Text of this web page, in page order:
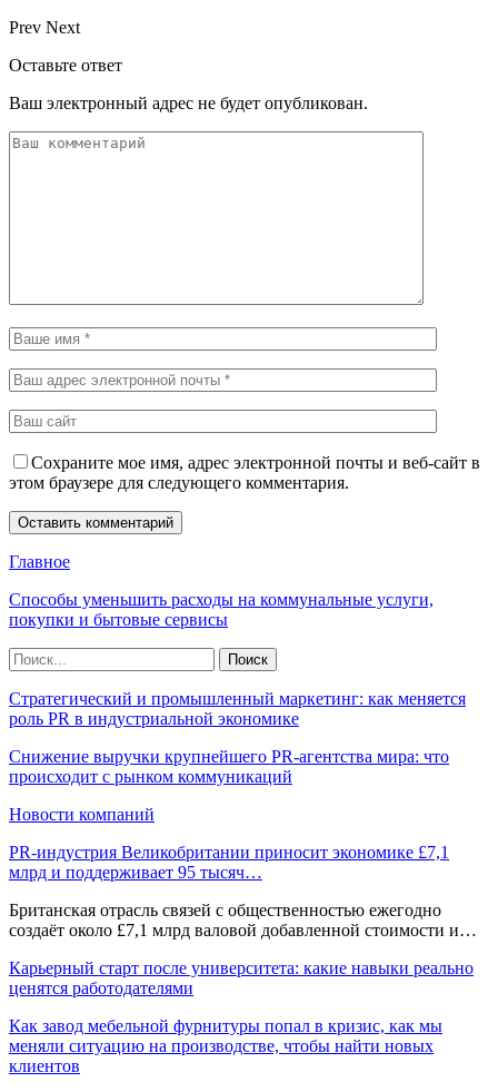
Prev Next
Оставьте ответ
Ваш электронный адрес не будет опубликован.
Сохраните мое имя, адрес электронной почты и веб-сайт в
этом браузере для следующего комментария.
Главное
Способы уменьшить расходы на коммунальные услуги,
покупки и бытовые сервисы
Стратегический и промышленный маркетинг: как меняется
роль PR в индустриальной экономике
Снижение выручки крупнейшего PR-агентства мира: что
происходит с рынком коммуникаций
Новости компаний
PR-индустрия Великобритании приносит экономике £7,1
млрд и поддерживает 95 тысяч…
Британская отрасль связей с общественностью ежегодно
создаёт около £7,1 млрд валовой добавленной стоимости и…
Карьерный старт после университета: какие навыки реально
ценятся работодателями
Как завод мебельной фурнитуры попал в кризис, как мы
меняли ситуацию на производстве, чтобы найти новых
клиентов